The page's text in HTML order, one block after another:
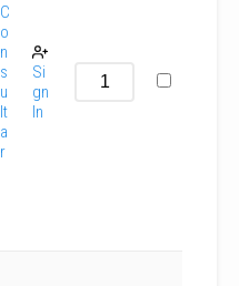
C
o
n
s
u
lt
a
r
Si
gn
In